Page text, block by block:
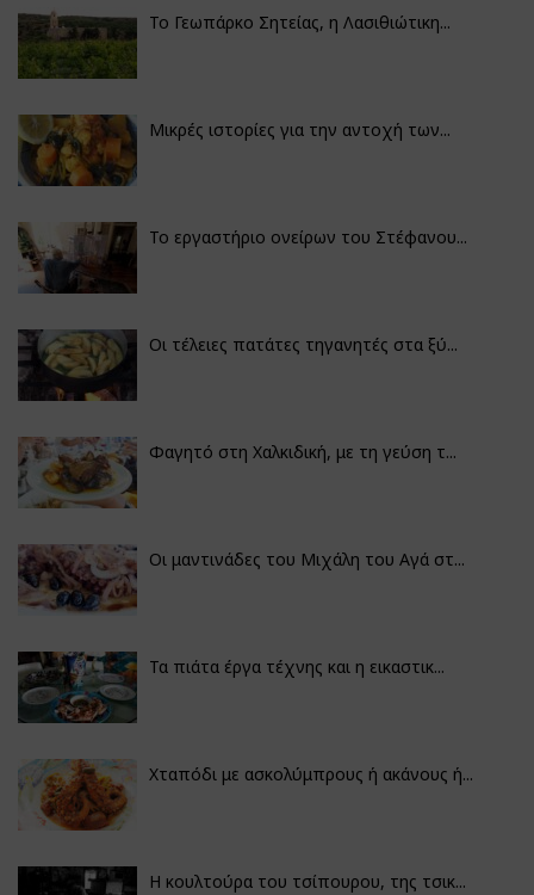
Το Γεωπάρκο Σητείας, η Λασιθιώτικη...
Μικρές ιστορίες για την αντοχή των...
Το εργαστήριο ονείρων του Στέφανου...
Οι τέλειες πατάτες τηγανητές στα ξύ...
Φαγητό στη Χαλκιδική, με τη γεύση τ...
Οι μαντινάδες του Μιχάλη του Αγά στ...
Τα πιάτα έργα τέχνης και η εικαστικ...
Χταπόδι με ασκολύμπρους ή ακάνους ή...
Η κουλτούρα του τσίπουρου, της τσικ...